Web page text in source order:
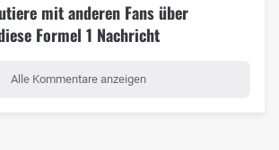
mit anderen Fans über
Formel 1 Nachricht
Alle Kommentare anzeigen